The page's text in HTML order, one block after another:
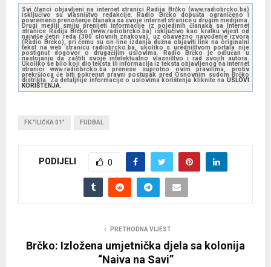
Svi članci objavljeni na internet stranici Radija Brčko (www.radiobrcko.ba)
isključivo su vlasništvo redakcije. Radio Brčko dopušta ograničeno i
povremeno prenošenje članaka sa svoje internet stranice u drugim medijima.
Drugi mediji smiju prenijeti informacije iz pojedinih članaka sa Internet
stranice Radija Brčko (www.radiobrcko.ba) isključivo kao kratku vijest od
najviše četiri reda (300 slovnih znakova), uz obavezno navođenje izvora
(Radio Brčko), pri čemu su on-line izdanja dužna objaviti link na originalni
tekst na web stranicu radiobrcko.ba, ukoliko s uredništvom portala nije
postignut dogovor o drugačijim uslovima. Radio Brčko je odlučan u
nastojanju da zaštiti svoje intelektualno vlasništvo i rad svojih autora.
Ukoliko se bilo koji dio teksta ili informacija iz teksta objavljenog na internet
stranici www.radiobrcko.ba prenese suprotno ovim pravilima, protiv
prekršioca će biti pokrenut pravni postupak pred Osnovnim sudom Brčko
distrikta. Za detaljnije informacije o uslovima korištenja kliknite na USLOVI
KORIŠTENJA.
FK "ILIĆKA 01" FUDBAL
PODIJELI 0
PRETHODNA VIJEST
Brčko: Izložena umjetnička djela sa kolonija
“Naiva na Savi”